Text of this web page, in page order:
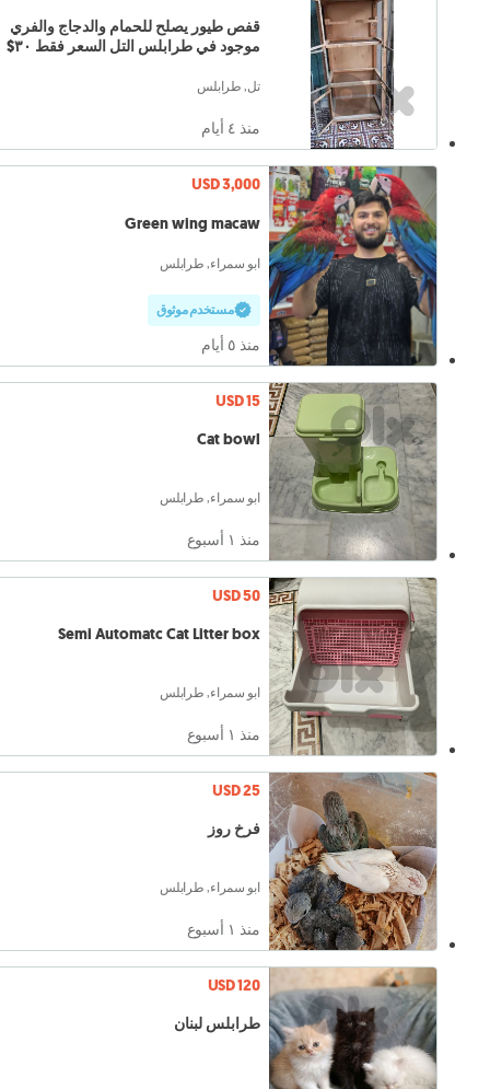
قفص طيور يصلح للحمام والدجاج والفري
موجود في طرابلس التل السعر فقط ٣٠$
تل, طرابلس
منذ ٤ أيام
USD 3,000
Green wing macaw
ابو سمراء, طرابلس
مستخدم موثوق
منذ ٥ أيام
USD 15
Cat bowl
ابو سمراء, طرابلس
منذ ١ أسبوع
USD 50
Semi Automatc Cat Litter box
ابو سمراء, طرابلس
منذ ١ أسبوع
USD 25
فرخ روز
ابو سمراء, طرابلس
منذ ١ أسبوع
USD 120
طرابلس لبنان